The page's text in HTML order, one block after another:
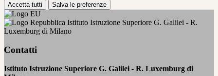
Accetta tutti Salva le preferenze
Istituto Istruzione Superiore G. Galilei - R.
Luxemburg di Milano
Contatti
Istituto Istruzione Superiore G. Galilei - R. Luxemburg di